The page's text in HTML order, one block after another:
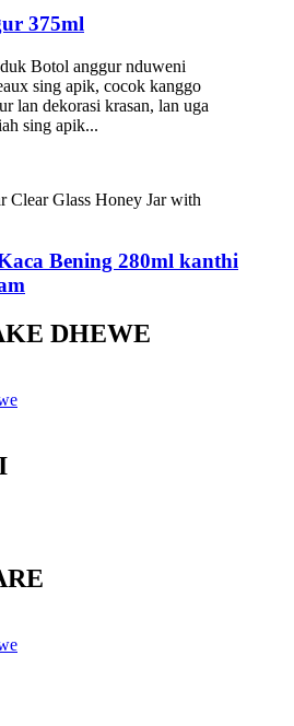
375ml
Botol anggur nduweni
sing apik, cocok kanggo
lan dekorasi krasan, lan uga
sing apik...
Bening 280ml kanthi
DHEWE